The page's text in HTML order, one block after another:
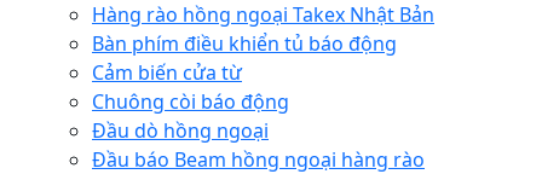
Hàng rào hồng ngoại Takex Nhật Bản
Bàn phím điều khiển tủ báo động
Cảm biến cửa từ
Chuông còi báo động
Đầu dò hồng ngoại
Đầu báo Beam hồng ngoại hàng rào